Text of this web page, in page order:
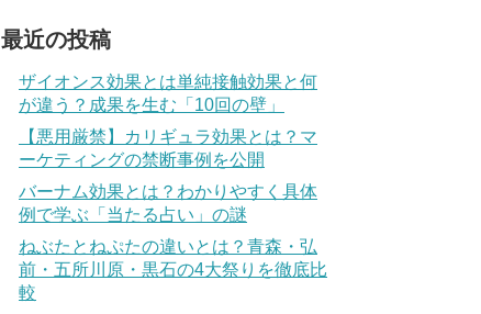
最近の投稿
ザイオンス効果とは単純接触効果と何
が違う？成果を生む「10回の壁」
【悪用厳禁】カリギュラ効果とは？マ
ーケティングの禁断事例を公開
バーナム効果とは？わかりやすく具体
例で学ぶ「当たる占い」の謎
ねぶたとねぷたの違いとは？青森・弘
前・五所川原・黒石の4大祭りを徹底比
較